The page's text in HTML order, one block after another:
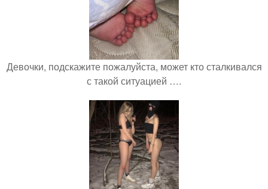
Девочки, подскажите пожалуйста, может кто сталкивался
с такой ситуацией ….